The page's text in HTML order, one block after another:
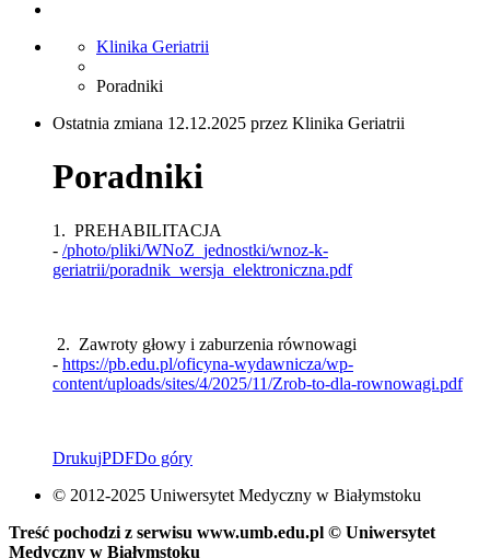
Klinika Geriatrii
Poradniki
Ostatnia zmiana 12.12.2025 przez Klinika Geriatrii
Poradniki
1. PREHABILITACJA
- /photo/pliki/WNoZ_jednostki/wnoz-k-
geriatrii/poradnik_wersja_elektroniczna.pdf
2. Zawroty głowy i zaburzenia równowagi
- https://pb.edu.pl/oficyna-wydawnicza/wp-
content/uploads/sites/4/2025/11/Zrob-to-dla-rownowagi.pdf
DrukujPDFDo góry
© 2012-2025 Uniwersytet Medyczny w Białymstoku
Treść pochodzi z serwisu www.umb.edu.pl © Uniwersytet
Medyczny w Białymstoku